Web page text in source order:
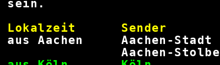
Lokalzeit
aus Aachen
Aachen-